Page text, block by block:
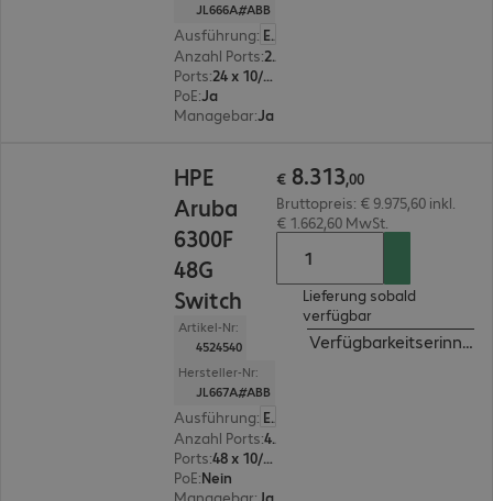
JL666A#ABB
Ausführung:
Europäisch
Anzahl Ports: 24
Ports:
24 x 10/100/1000 RJ45
PoE:Ja
Managebar:Ja
HPE
Aruba
6300F
48G
Switch
Artikel-Nr:
4524540
Hersteller-Nr:
JL667A#ABB
Ausführung:
Europäisch
Anzahl Ports: 48
Ports:
48 x 10/100/1000 RJ45
PoE:Nein
Managebar: Ja
€ 8.313,00
Bruttopreis: € 9.975,60 inkl.
€ 1.662,60 MwSt.
Lieferung sobald
verfügbar